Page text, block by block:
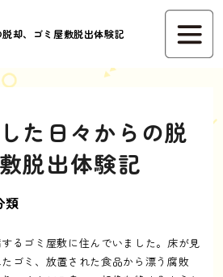
却、ゴミ屋敷脱出体験記
た日々からの脱
脱出体験記
類
るゴミ屋敷に住んでいました。床が見
ゴミ、放置された食品から漂う腐敗